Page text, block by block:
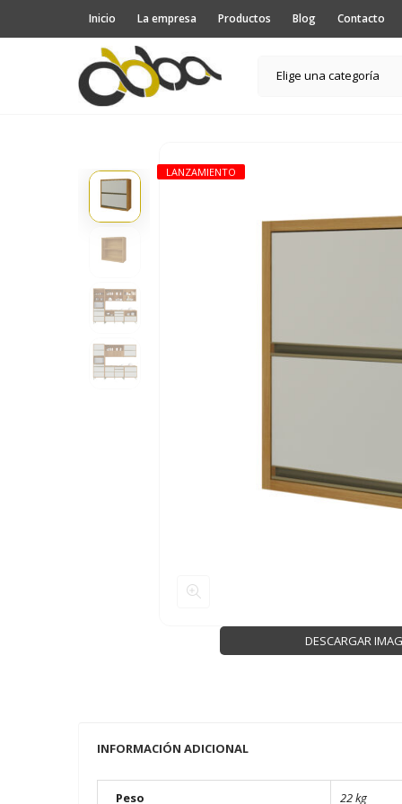
Inicio La empresa Productos Blog Contacto
Elige una categoría
LANZAMIENTO
DESCARGAR
INFORMACIÓN ADICIONAL
Peso 22 kg